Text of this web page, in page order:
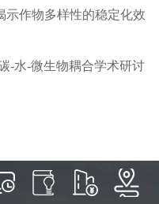
示作物多样性的稳定化效
-水-微生物耦合学术研讨